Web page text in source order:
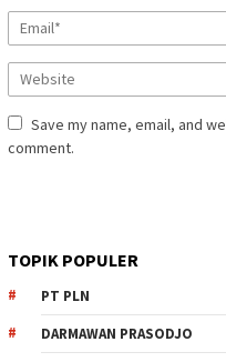
Save my name, email, and
comment.
TOPIK POPULER
PT PLN
DARMAWAN PRASODJO